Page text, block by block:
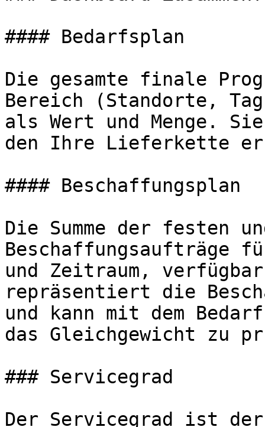
#### Bedarfsplan
Die gesamte finale
Bereich (Standorte,
als Wert und Menge.
den Ihre Lieferkette
#### Beschaffungsplan
Die Summe der festen
Beschaffungsaufträge
und Zeitraum,
repräsentiert die
und kann mit dem
das Gleichgewicht zu
### Servicegrad
Der Servicegrad ist